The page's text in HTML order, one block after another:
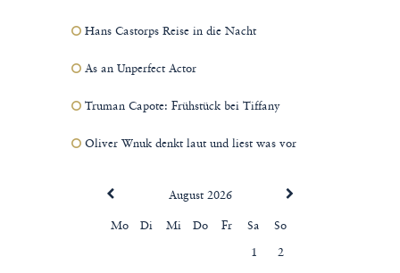
Hans Castorps Reise in die Nacht
As an Unperfect Actor
Truman Capote: Frühstück bei Tiffany
Oliver Wnuk denkt laut und liest was vor
August 2026
Mo Di Mi Do Fr Sa So
1 2